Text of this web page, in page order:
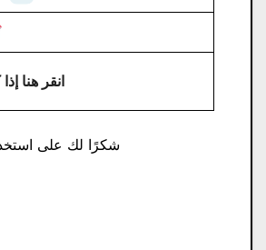
انقر هنا
شكرًا لك على